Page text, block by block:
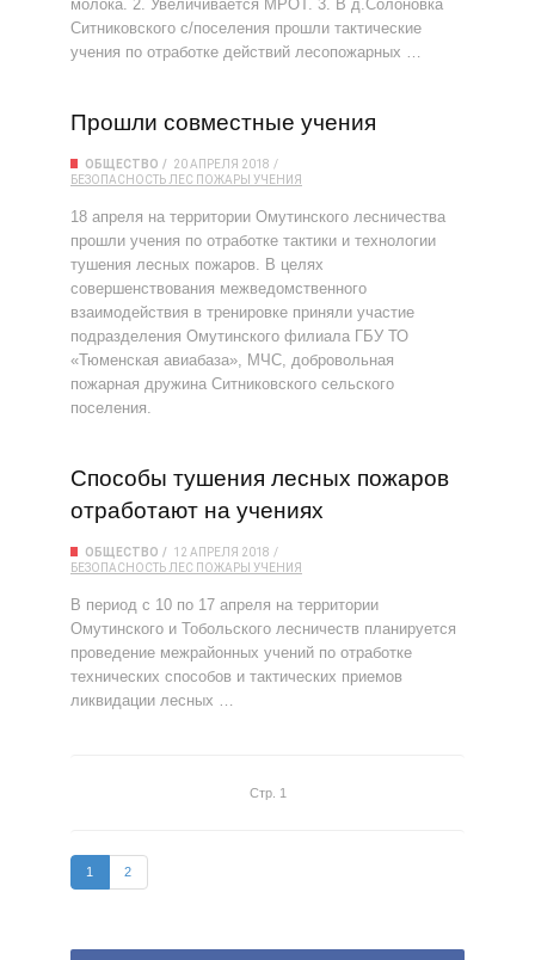
молока. 2. Увеличивается МРОТ. 3. В д.Солоновка
Ситниковского с/поселения прошли тактические
учения по отработке действий лесопожарных …
Прошли совместные учения
ОБЩЕСТВО
20 АПРЕЛЯ 2018
БЕЗОПАСНОСТЬ ЛЕС ПОЖАРЫ УЧЕНИЯ
18 апреля на территории Омутинского лесничества
прошли учения по отработке тактики и технологии
тушения лесных пожаров. В целях
совершенствования межведомственного
взаимодействия в тренировке приняли участие
подразделения Омутинского филиала ГБУ ТО
«Тюменская авиабаза», МЧС, добровольная
пожарная дружина Ситниковского сельского
поселения.
Способы тушения лесных пожаров
отработают на учениях
ОБЩЕСТВО
12 АПРЕЛЯ 2018
БЕЗОПАСНОСТЬ ЛЕС ПОЖАРЫ УЧЕНИЯ
В период с 10 по 17 апреля на территории
Омутинского и Тобольского лесничеств планируется
проведение межрайонных учений по отработке
технических способов и тактических приемов
ликвидации лесных …
Стр. 1
1 2